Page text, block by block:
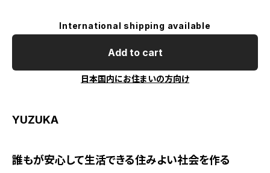
International shipping available
Add to cart
日本国内にお住まいの方向け
YUZUKA
誰もが安心して生活できる住みよい社会を作る